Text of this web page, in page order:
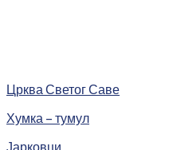
Црква Светог Саве
Хумка – тумул
Јарковци